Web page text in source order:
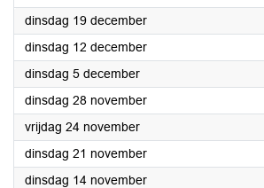
dinsdag 19 december2023
dinsdag 12 december2023
dinsdag 5 december2023
dinsdag 28 november2023
vrijdag 24 november2023
dinsdag 21 november2023
dinsdag 14 november2023